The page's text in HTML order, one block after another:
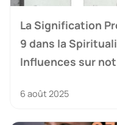
La Signification
9 dans la
Influences sur
6 août 2025